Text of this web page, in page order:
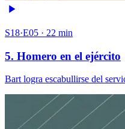
S18·E05 · 22 min
5. Homero en el ejército
Bart logra escabullirse del